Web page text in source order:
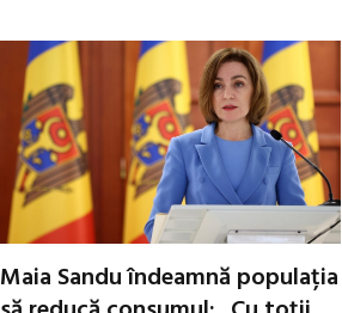
Maia Sandu îndeamnă populația